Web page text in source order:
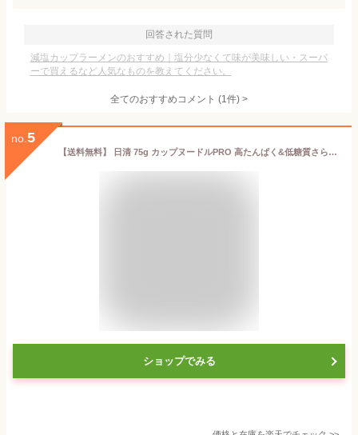
回答された質問
減塩カップラーメンのおすすめ｜塩分少なくて味が美味しい・スーパ
ーで買えるなど人気なものを教えてください。
全てのおすすめコメント (1件) >
no. 5
【送料無料】 日清 75g カップヌードルPRO 高たんぱく&低糖質さらに塩分控えめ 12個入 プロ プロテイン たんぱく質 カップヌードルプロ カップ? カップラーメン ※北海道800円・東北400円の別途送料加算
ショップでみる